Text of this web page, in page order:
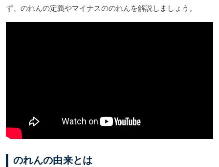
ず、のれんの定義やマイナスののれんを解説しましょう。
のれんの由来とは